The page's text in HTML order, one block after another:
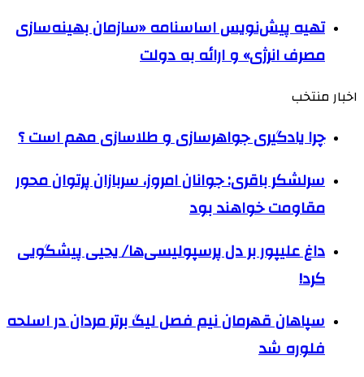
تهیه پیش‌نویس اساسنامه «سازمان بهینه‌سازی
مصرف انرژی» و ارائه به دولت
اخبار منتخب
چرا یادگیری جواهرسازی و طلاسازی مهم است ؟
سرلشکر باقری: جوانان امروز، سربازان پرتوان محور
مقاومت خواهند بود
داغ علیپور بر دل پرسپولیسی‌ها/ یحیی پیشگویی
کرد!
سپاهان قهرمان نیم فصل لیگ برتر مردان در اسلحه
فلوره شد